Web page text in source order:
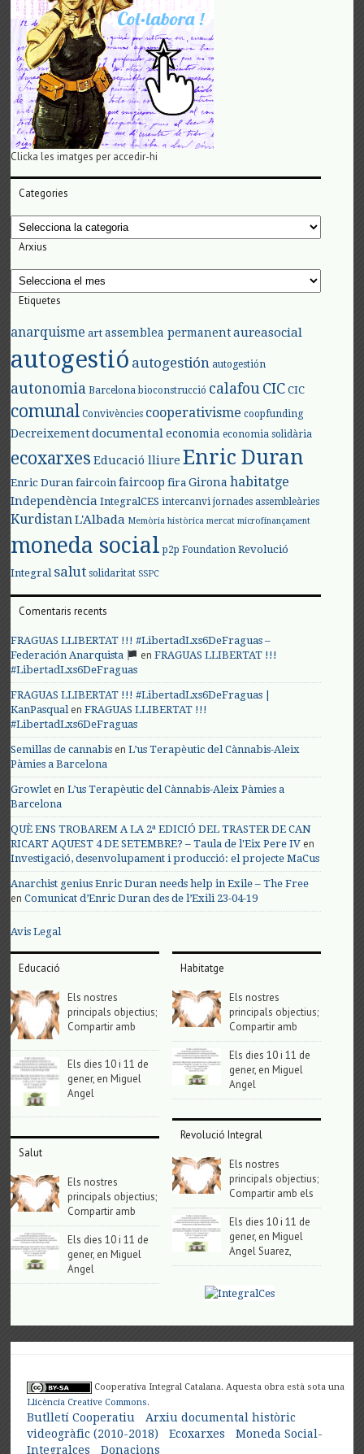
Clicka les imatges per accedir-hi
Categories
Categories
Arxius
Arxius
Etiquetes
anarquisme art assemblea permanent aureasocial
autogestió autogestión autogestión
autonomia Barcelona bioconstrucció calafouCIC CIC
comunal Convivències cooperativisme coopfunding
Decreixement documental economia economia solidària
ecoxarxes Educació lliure Enric Duran
Enric Duran faircoin faircoop fira Girona habitatge
Independència IntegralCES intercanvi jornades assembleàries
KurdistanL'Albada Memòria històrica mercat microfinançament
moneda social p2p Foundation Revolució
Integral salut solidaritat SSPC
Comentaris recents
FRAGUAS LLIBERTAT !!! #LibertadLxs6DeFraguas –
Federación Anarquista
enFRAGUAS LLIBERTAT !!!
#LibertadLxs6DeFraguas
FRAGUAS LLIBERTAT !!! #LibertadLxs6DeFraguas |
KanPasqualenFRAGUAS LLIBERTAT !!!
#LibertadLxs6DeFraguas
Semillas de cannabis enL’us Terapèutic del Cànnabis-Aleix
Pàmies a Barcelona
Growlet enL’us Terapèutic del Cànnabis-Aleix Pàmies a
Barcelona
QUÈ ENS TROBAREM A LA 2ª EDICIÓ DEL TRASTER DE CAN
RICART AQUEST 4 DE SETEMBRE? – Taula de l'Eix Pere IV en
Investigació, desenvolupament i producció: el projecte MaCus
Anarchist genius Enric Duran needs help in Exile – The Free
enComunicat d’Enric Duran des de l’Exili 23-04-19
Avis Legal
Educació
Els nostres
principals objectius;
Compartir amb
Els dies 10 i 11 de
gener, en Miguel
Angel
Salut
Els nostres
principals objectius;
Compartir amb
Els dies 10 i 11 de
gener, en Miguel
Angel
Habitatge
Els nostres
principals objectius;
Compartir amb
Els dies 10 i 11 de
gener, en Miguel
Angel
Revolució Integral
Els nostres
principals objectius;
Compartir amb els
Els dies 10 i 11 de
gener, en Miguel
Angel Suarez,
Cooperativa Integral Catalana. Aquesta obra està sota una
Llicència Creative Commons.
Butlletí Cooperatiu
Arxiu documental històric
videogràfic (2010-2018)
Ecoxarxes
Moneda Social-
Integralces
Donacions